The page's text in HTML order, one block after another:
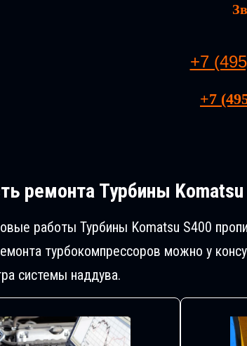
+7
+7
ремонтаТурбины Komatsu
работы Турбины Komatsu S400
турбокомпрессоров можно у
системы наддува.